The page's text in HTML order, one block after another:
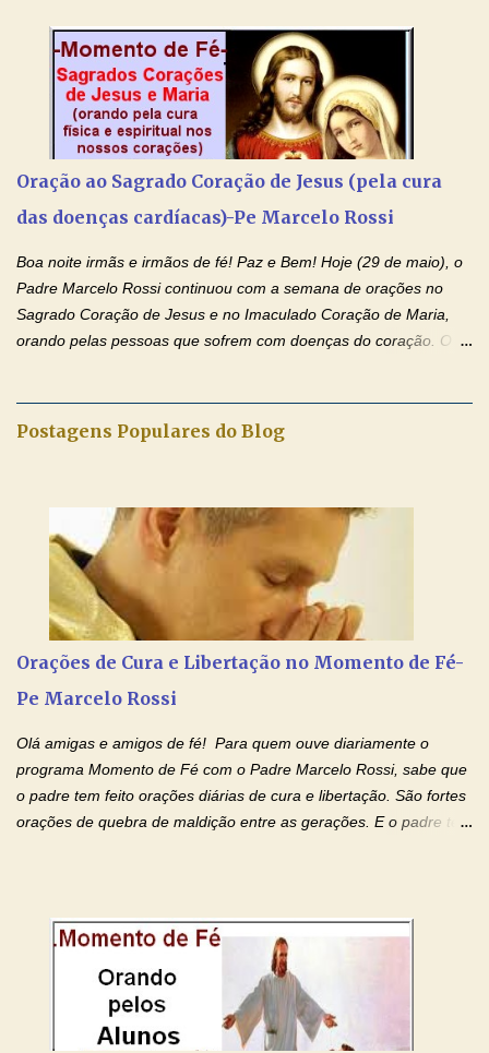
de Nossa Senhora. Adriana dos Anjos-Devoção e Fé Mensagem
do Padre Marcelo Rossi por E-mail e Facebook: Como foi
anunciado ontem, entramos em uma semana de homenagens
aos nossos pais. Hoje nossas orações serão focadas nos pais
que não se encontram bem de saúde, OS PAIS ENFERMOS!
Amados, durante toda esta semana vamos orar pelos nossos
pais. Vamos dedicar um dia para os pais mais idosos, pais que
estão doentes, pais que estão longe dos filhos, pais que já são
para todos os pais. Hoje vamos d...
Oração ao Sagrado Coração de Jesus (pela cura
das doenças cardíacas)-Pe Marcelo Rossi
Boa noite irmãs e irmãos de fé! Paz e Bem! Hoje (29 de maio), o
Padre Marcelo Rossi continuou com a semana de orações no
Sagrado Coração de Jesus e no Imaculado Coração de Maria,
orando pelas pessoas que sofrem com doenças do coração. O
esta abençoada semana de orações no programa de rádio
tenha fé, creia firmemente e ore incessantemente até que o
Kairós aconteça em sua vida. Fique no Amor Ágape de Jesus e
no Amor Materno de Nossa Senhora. Adriana-Devoção e Fé
Mensagem do Padre Marcelo Rossi por E-mail: Amados!! Nesta
quarta feira, vamos orar pelas pessoas que sofrem com as
doenças do coração, NO SAGRADO CORAÇÃO DE JESUS E NO
Postagens Populares do Blog
Orações de Cura e Libertação no Momento de Fé-
Pe Marcelo Rossi
Olá amigas e amigos de fé! Para quem ouve diariamente o
programa Momento de Fé com o Padre Marcelo Rossi, sabe que
o padre tem feito orações diárias de cura e libertação. São fortes
orações de quebra de maldição entre as gerações. E o padre tem
por estas valiosas orações. Tenham um lindo fim de semana na
paz de Jesus Cristo e no amor de Maria Santíssima. Adriana-
Devoção e Fé Clique para acessar: Facebook Padre Marcelo
Rossi Site Padre Marcelo Rossi (para ouvir o Momento de Fé)
Tocai, Cura! E Restaura! "Jesus, no poder de Seu Nome, peço